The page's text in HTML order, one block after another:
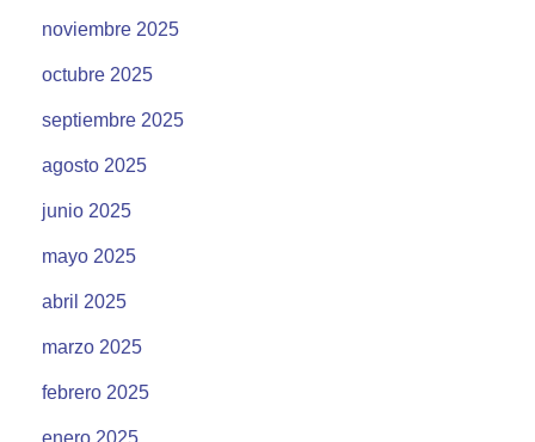
noviembre 2025
octubre 2025
septiembre 2025
agosto 2025
junio 2025
mayo 2025
abril 2025
marzo 2025
febrero 2025